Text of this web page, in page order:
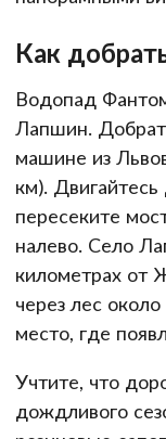
Как
Водопад
Лапшин.
машине из
км).
пересеките
налево. Село
километрах от
через лес
место, где
Учтите, что
дождливого